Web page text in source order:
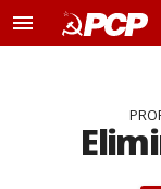
M